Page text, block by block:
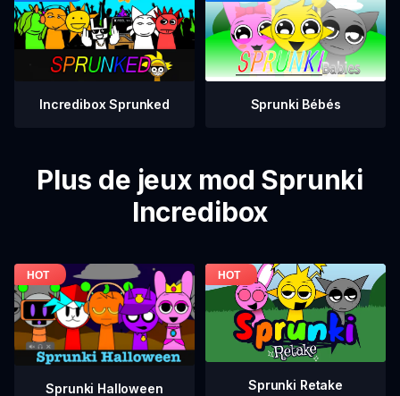
Incredibox Sprunked Sprunki Bébés
Plus de jeux mod Sprunki
Incredibox
Sprunki Halloween Sprunki Retake